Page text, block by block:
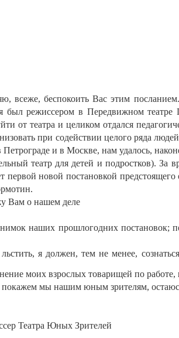
всеже, беспокоить Вас этим
был режиссером в Передвижном
от театра и целиком отдался
при содействии целого ряда
и в Москве, нам удалось,
театр для детей и подростков). За
новой постановкой
Вам о нашем деле
наших прошлогодних постановок;
я должен, тем не менее,
моих взрослых товарищей по
мы нашим юным зрителям,
Театра Юных Зрителей